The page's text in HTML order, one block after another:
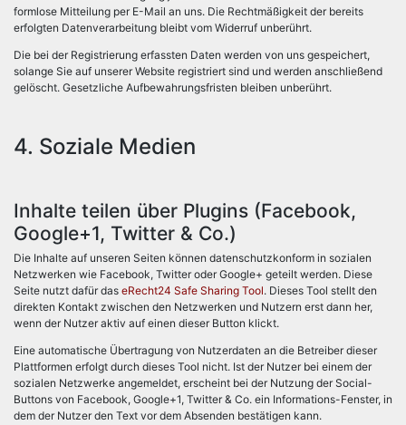
formlose Mitteilung per E-Mail an uns. Die Rechtmäßigkeit der bereits
erfolgten Datenverarbeitung bleibt vom Widerruf unberührt.
Die bei der Registrierung erfassten Daten werden von uns gespeichert,
solange Sie auf unserer Website registriert sind und werden anschließend
gelöscht. Gesetzliche Aufbewahrungsfristen bleiben unberührt.
4. Soziale Medien
Inhalte teilen über Plugins (Facebook,
Google+1, Twitter & Co.)
Die Inhalte auf unseren Seiten können datenschutzkonform in sozialen
Netzwerken wie Facebook, Twitter oder Google+ geteilt werden. Diese
Seite nutzt dafür das eRecht24 Safe Sharing Tool. Dieses Tool stellt den
direkten Kontakt zwischen den Netzwerken und Nutzern erst dann her,
wenn der Nutzer aktiv auf einen dieser Button klickt.
Eine automatische Übertragung von Nutzerdaten an die Betreiber dieser
Plattformen erfolgt durch dieses Tool nicht. Ist der Nutzer bei einem der
sozialen Netzwerke angemeldet, erscheint bei der Nutzung der Social-
Buttons von Facebook, Google+1, Twitter & Co. ein Informations-Fenster, in
dem der Nutzer den Text vor dem Absenden bestätigen kann.